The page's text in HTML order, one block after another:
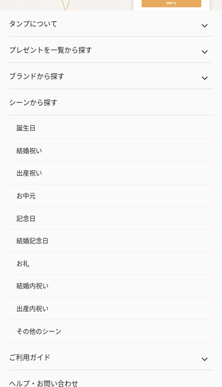
タンプについて
プレゼントを一覧から探す
ブランドから探す
シーンから探す
誕生日
結婚祝い
出産祝い
お中元
記念日
結婚記念日
お礼
結婚内祝い
出産内祝い
その他のシーン
ご利用ガイド
ヘルプ・お問い合わせ